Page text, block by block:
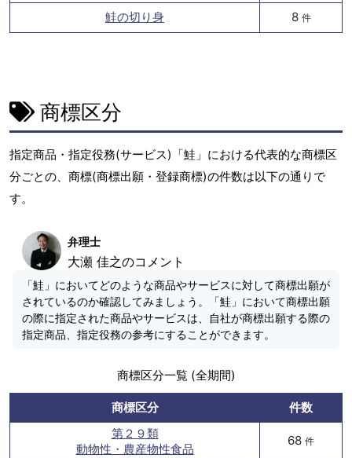
鮭の切り身 8 件
商標区分
指定商品・指定役務(サービス)「鮭」における代表的な商標区
分ごとの、商標(商標出願・登録商標)の件数は以下の通りで
す。
弁理士
大瀬 佳之のコメント
「鮭」においてどのような商品やサービスに対して商標出願が
されているのか確認してみましょう。「鮭」において商標出願
の際に指定された商品やサービスは、自社が商標出願する際の
指定商品、指定役務の参考にすることができます。
商標区分一覧 (全期間)
商標区分
件数
第２９類
動物性・農産物性食品
68 件